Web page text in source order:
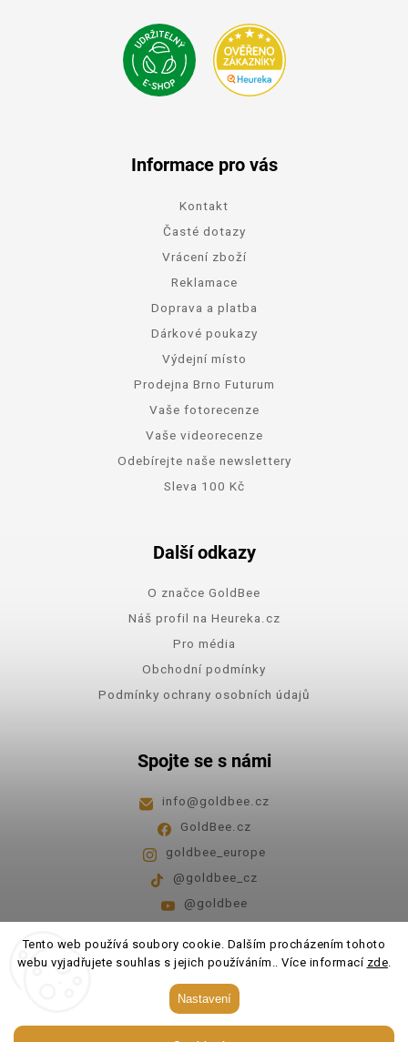
Tento web používá soubory cookie. Dalším procházením tohoto
webu vyjadřujete souhlas s jejich používáním.. Více informací zde.
Nastavení
Informace pro vás
Kontakt
Časté dotazy
Vrácení zboží
Reklamace
Doprava a platba
Dárkové poukazy
Výdejní místo
Prodejna Brno Futurum
Vaše fotorecenze
Vaše videorecenze
Odebírejte naše newslettery
Sleva 100 Kč
Další odkazy
O značce GoldBee
Náš profil na Heureka.cz
Pro média
Obchodní podmínky
Podmínky ochrany osobních údajů
Spojte se s námi
info@goldbee.cz
GoldBee.cz
goldbee_europe
@goldbee_cz
@goldbee
Pondělí - pátek 8:00-14:00
GoldBee. Všechna práva vyhrazena.
Upravit nastavení cookies